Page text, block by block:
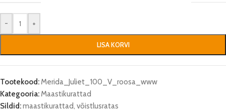
- +
LISA KORVI
Tootekood:Merida_Juliet_100_V_roosa_www
Kategooria:Maastikurattad
Sildid:maastikurattad, võistlusratas